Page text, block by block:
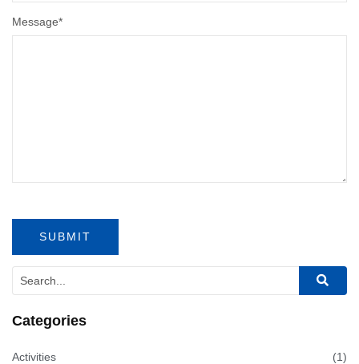
Message*
Categories
Activities (1)